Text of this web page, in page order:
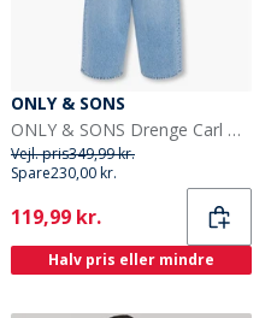
ONLY & SONS
ONLY & SONS Drenge Carl Ballon Fit Jeans Medium Blue Denim
Vejl. pris349,99 kr.
Spare230,00 kr.
Current
119,99 kr.
Halv pris eller mindre